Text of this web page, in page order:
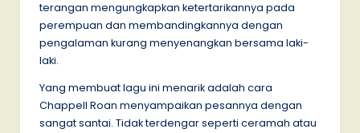
terangan mengungkapkan ketertarikannya pada
perempuan dan membandingkannya dengan
pengalaman kurang menyenangkan bersama laki-
laki.
Yang membuat lagu ini menarik adalah cara
Chappell Roan menyampaikan pesannya dengan
sangat santai. Tidak terdengar seperti ceramah atau